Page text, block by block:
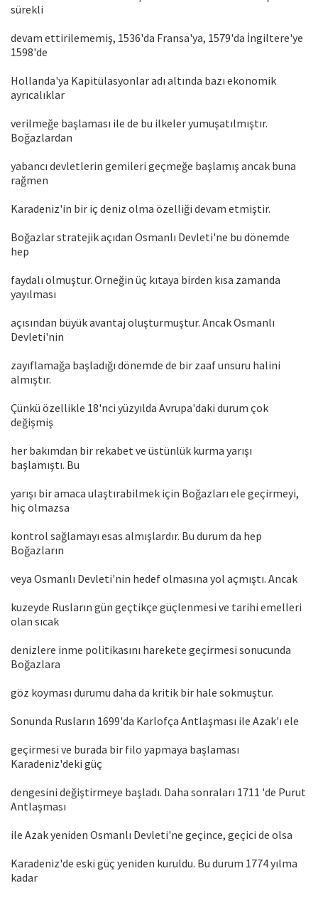
sürekli
devam ettirilememiş, 1536'da Fransa'ya, 1579'da İngiltere'ye
1598'de
Hollanda'ya Kapitülasyonlar adı altında bazı ekonomik
ayrıcalıklar
verilmeğe başlaması ile de bu ilkeler yumuşatılmıştır.
Boğazlardan
yabancı devletlerin gemileri geçmeğe başlamış ancak buna
rağmen
Karadeniz'in bir iç deniz olma özelliği devam etmiştir.
Boğazlar stratejik açıdan Osmanlı Devleti'ne bu dönemde
hep
faydalı olmuştur. Örneğin üç kıtaya birden kısa zamanda
yayılması
açısından büyük avantaj oluşturmuştur. Ancak Osmanlı
Devleti'nin
zayıflamağa başladığı dönemde de bir zaaf unsuru halini
almıştır.
Çünkü özellikle 18'nci yüzyılda Avrupa'daki durum çok
değişmiş
her bakımdan bir rekabet ve üstünlük kurma yarışı
başlamıştı. Bu
yarışı bir amaca ulaştırabilmek için Boğazları ele geçirmeyi,
hiç olmazsa
kontrol sağlamayı esas almışlardır. Bu durum da hep
Boğazların
veya Osmanlı Devleti'nin hedef olmasına yol açmıştı. Ancak
kuzeyde Rusların gün geçtikçe güçlenmesi ve tarihi emelleri
olan sıcak
denizlere inme politikasını harekete geçirmesi sonucunda
Boğazlara
göz koyması durumu daha da kritik bir hale sokmuştur.
Sonunda Rusların 1699'da Karlofça Antlaşması ile Azak'ı ele
geçirmesi ve burada bir filo yapmaya başlaması
Karadeniz'deki güç
dengesini değiştirmeye başladı. Daha sonraları 1711 'de Purut
Antlaşması
ile Azak yeniden Osmanlı Devleti'ne geçince, geçici de olsa
Karadeniz'de eski güç yeniden kuruldu. Bu durum 1774 yılma
kadar